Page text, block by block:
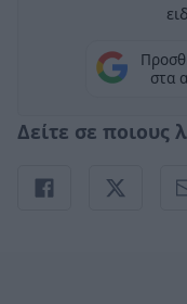
στα
Δείτε σε ποιους